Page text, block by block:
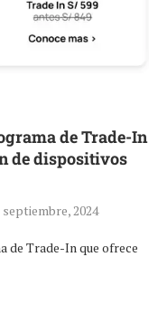
de Trade-In
de dispositivos
septiembre, 2024
de Trade-In que ofrece